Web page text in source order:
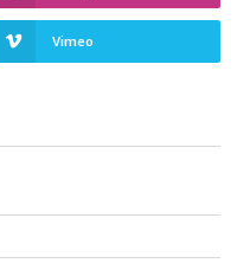
Vimeo